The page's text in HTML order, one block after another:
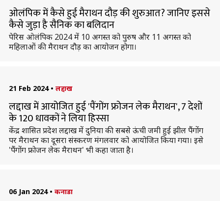
ओलंपिक में कैसे हुई मैराथन दौड़ की शुरुआत? जानिए इससे
कैसे जुड़ा है सैनिक का बलिदान
पेरिस ओलंपिक 2024 में 10 अगस्त को पुरुष और 11 अगस्त को
महिलाओं की मैराथन दौड़ का आयोजन होगा।
21 Feb 2024 • लद्दाख
लद्दाख में आयोजित हुई 'पैंगोंग फ्रोजन लेक मैराथन', 7 देशों
के 120 धावकों ने लिया हिस्सा
केंद्र शासित प्रदेश लद्दाख में दुनिया की सबसे ऊंची जमी हुई झील पैंगोंग
पर मैराथन का दूसरा संस्करण मंगलवार को आयोजित किया गया। इसे
'पैंगोंग फ्रोजन लेक मैराथन' भी कहा जाता है।
06 Jan 2024 • कनाडा